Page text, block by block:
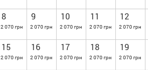
8
2 070 грн
9
2 070 грн
10
2 070 грн
11
2 070 грн
12
2 070 грн
15
2 070 грн
16
2 070 грн
17
2 070 грн
18
2 070 грн
19
2 070 грн